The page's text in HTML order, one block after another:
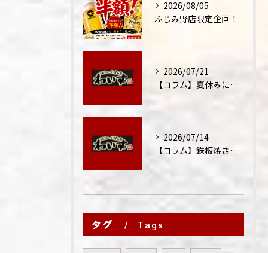
2026/08/05
ふじみ野店限定企画！
2026/07/21
【コラム】夏休みに家族外食が増える理由
2026/07/14
【コラム】鉄板焼きが"コミュニケーション飯"と呼ばれる理由
タグ Tags